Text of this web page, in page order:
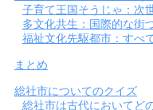
子育て王国そうじゃ：次
多文化共生：国際的な街
福祉文化先駆都市：すべ
まとめ
総社市についてのクイズ
総社市は古代においてど